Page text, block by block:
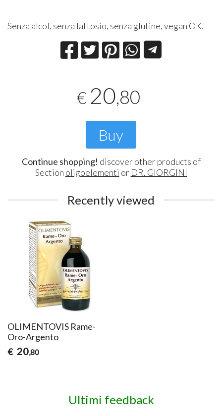
Senza alcol, senza lattosio, senza glutine, vegan OK.
€ 20,80
Buy
Continue shopping! discover other products of
Section oligoelementi or DR. GIORGINI
Recently viewed
OLIMENTOVIS Rame-
Oro-Argento
€ 20,80
Ultimi feedback